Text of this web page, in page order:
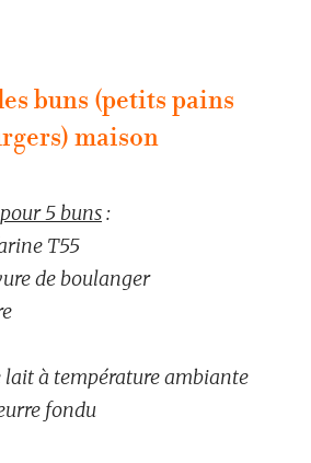
buns (petits pains
maison
5 buns:
T55
de boulanger
lait à température ambiante
fondu